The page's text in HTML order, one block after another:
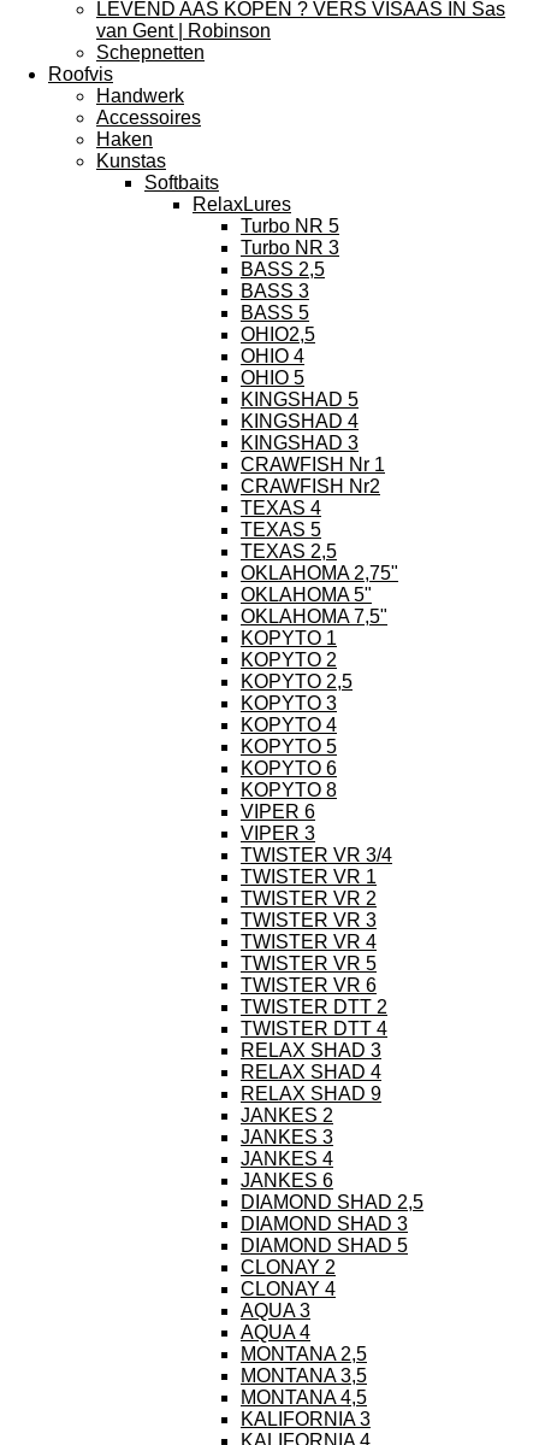
LEVEND AAS KOPEN ? VERS VISAAS IN Sas
van Gent | Robinson
Schepnetten
Roofvis
Handwerk
Accessoires
Haken
Kunstas
Softbaits
RelaxLures
Turbo NR 5
Turbo NR 3
BASS 2,5
BASS 3
BASS 5
OHIO2,5
OHIO 4
OHIO 5
KINGSHAD 5
KINGSHAD 4
KINGSHAD 3
CRAWFISH Nr 1
CRAWFISH Nr2
TEXAS 4
TEXAS 5
TEXAS 2,5
OKLAHOMA 2,75"
OKLAHOMA 5"
OKLAHOMA 7,5"
KOPYTO 1
KOPYTO 2
KOPYTO 2,5
KOPYTO 3
KOPYTO 4
KOPYTO 5
KOPYTO 6
KOPYTO 8
VIPER 6
VIPER 3
TWISTER VR 3/4
TWISTER VR 1
TWISTER VR 2
TWISTER VR 3
TWISTER VR 4
TWISTER VR 5
TWISTER VR 6
TWISTER DTT 2
TWISTER DTT 4
RELAX SHAD 3
RELAX SHAD 4
RELAX SHAD 9
JANKES 2
JANKES 3
JANKES 4
JANKES 6
DIAMOND SHAD 2,5
DIAMOND SHAD 3
DIAMOND SHAD 5
CLONAY 2
CLONAY 4
AQUA 3
AQUA 4
MONTANA 2,5
MONTANA 3,5
MONTANA 4,5
KALIFORNIA 3
KALIFORNIA 4